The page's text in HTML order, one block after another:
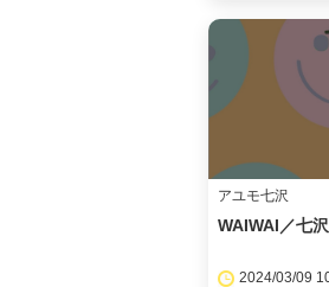
アユモ七沢
WAIWAI／七
2024/03/09